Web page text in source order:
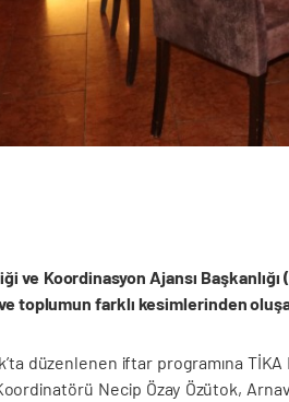
ve Koordinasyon Ajansı
toplumun farklı kesimlerinden
düzenlenen iftar programına TİKA
Necip Özay Özütok,